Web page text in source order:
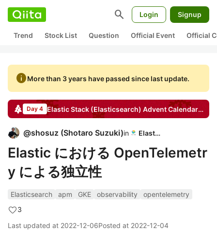
search Login Signup
Trend Stock List Question Official Event Official
infoMore than 3 years have passed since last update.
Day 4 Elastic Stack (Elasticsearch) Advent Calendar2022
@shosuz (Shotaro Suzuki)in Elastic
Elastic における OpenTelemetr
y による独立性
Elasticsearch apm GKE observability
opentelemetry
3
Last updated at 2022-12-06Posted at 2022-12-04